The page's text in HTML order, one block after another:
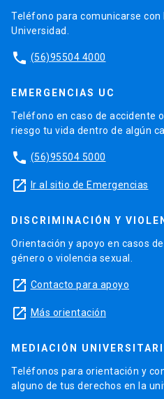
Teléfono para comunicarse
Universidad.
phone (56)95504 4000
EMERGENCIAS UC
Teléfono en caso de accidente
riesgo tu vida dentro de algún
phone (56)95504 5000
launch Ir al sitio de Emergencias
DISCRIMINACIÓN Y
Orientación y apoyo en casos
género o violencia sexual.
launch Contacto para apoyo
launch Más orientación
MEDIACIÓN
Teléfonos para orientación y
alguno de tus derechos en la